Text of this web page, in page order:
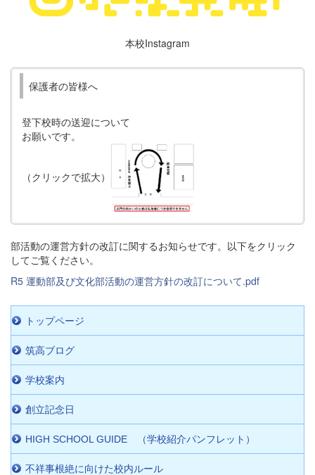
本校Instagram
保護者の皆様へ
登下校時の送迎について
お願いです。
（クリックで拡大）
部活動の運営方針の改訂に関するお知らせです。以下をクリック
してご覧ください。
R5 運動部及び文化部活動の運営方針の改訂について.pdf
トップページ
筑高ブログ
学校案内
創立記念日
HIGH SCHOOL GUIDE （学校紹介パンフレット）
不祥事根絶に向けた校内ルール